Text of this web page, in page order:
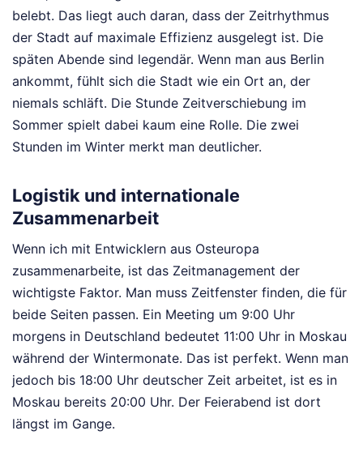
belebt. Das liegt auch daran, dass der Zeitrhythmus
der Stadt auf maximale Effizienz ausgelegt ist. Die
späten Abende sind legendär. Wenn man aus Berlin
ankommt, fühlt sich die Stadt wie ein Ort an, der
niemals schläft. Die Stunde Zeitverschiebung im
Sommer spielt dabei kaum eine Rolle. Die zwei
Stunden im Winter merkt man deutlicher.
Logistik und internationale
Zusammenarbeit
Wenn ich mit Entwicklern aus Osteuropa
zusammenarbeite, ist das Zeitmanagement der
wichtigste Faktor. Man muss Zeitfenster finden, die für
beide Seiten passen. Ein Meeting um 9:00 Uhr
morgens in Deutschland bedeutet 11:00 Uhr in Moskau
während der Wintermonate. Das ist perfekt. Wenn man
jedoch bis 18:00 Uhr deutscher Zeit arbeitet, ist es in
Moskau bereits 20:00 Uhr. Der Feierabend ist dort
längst im Gange.